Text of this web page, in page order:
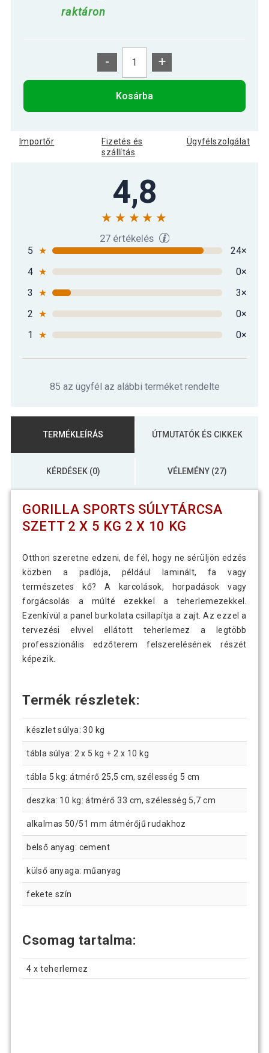
raktáron
- +
Kosárba
Importőr
Fizetés és
szállítás
Ügyfélszolgálat
4,8
27 értékelés
5 ★
24×
4 ★
0×
3
★
3×
2 ★
0×
1
★ 0×
85 az ügyfél az alábbi terméket rendelte
TERMÉKLEÍRÁS ÚTMUTATÓK ÉS CIKKEK
KÉRDÉSEK (0) VÉLEMÉNY (27)
GORILLA SPORTS SÚLYTÁRCSA
SZETT 2 X 5 KG 2 X 10 KG
Otthon szeretne edzeni, de fél, hogy ne sérüljön edzés
közben a padlója, például laminált, fa vagy
természetes kő? A karcolások, horpadások vagy
forgácsolás a múlté ezekkel a teherlemezekkel.
Ezenkívül a panel burkolata csillapítja a zajt. Az ezzel a
tervezési elvvel ellátott teherlemez a legtöbb
professzionális edzőterem felszerelésének részét
képezik.
Termék részletek:
készlet súlya: 30 kg
tábla súlya: 2 x 5 kg + 2 x 10 kg
tábla 5 kg: átmérő 25,5 cm, szélesség 5 cm
deszka: 10 kg: átmérő 33 cm, szélesség 5,7 cm
alkalmas 50/51 mm átmérőjű rudakhoz
belső anyag: cement
külső anyaga: műanyag
fekete szín
Csomag tartalma:
4 x teherlemez